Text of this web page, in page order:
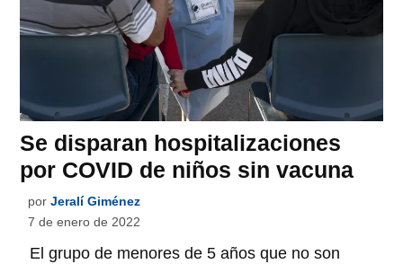
Se disparan hospitalizaciones
por COVID de niños sin vacuna
por Jeralí Giménez
7 de enero de 2022
El grupo de menores de 5 años que no son